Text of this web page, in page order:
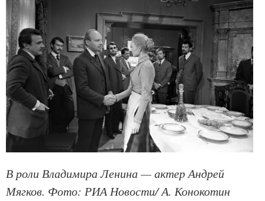
В роли Владимира Ленина — актер Андрей
Мягков. Фото: РИА Новости/ А. Конокотин